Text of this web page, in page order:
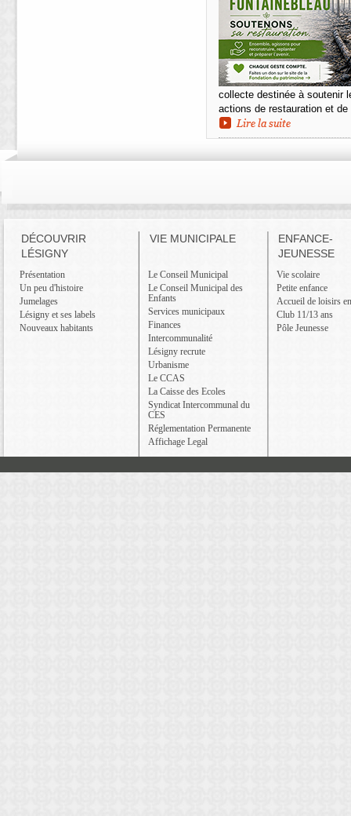
collecte destinée à soutenir
actions de restauration et de
DÉCOUVRIR
LÉSIGNY
Présentation
Un peu d'histoire
Jumelages
Lésigny et ses labels
Nouveaux habitants
VIE MUNICIPALE
Le Conseil Municipal
Le Conseil Municipal des
Enfants
Services municipaux
Finances
Intercommunalité
Lésigny recrute
Urbanisme
Le CCAS
La Caisse des Ecoles
Syndicat Intercommunal du
CES
Réglementation Permanente
Affichage Legal
ENFANCE-
JEUNESSE
Vie scolaire
Petite enfance
Accueil de loisirs
Club 11/13 ans
Pôle Jeunesse